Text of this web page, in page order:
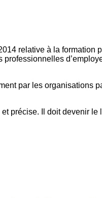
relative à la
par les organisations
précise. Il doit devenir